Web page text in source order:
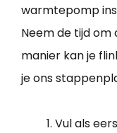
warmtepomp
Neem de tijd
manier kan je
je ons
Vul als